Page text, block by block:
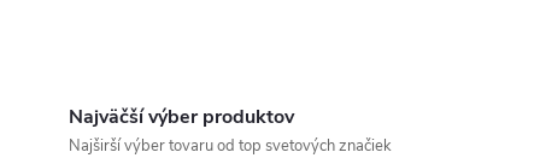
Najväčší výber produktov
Najširší výber tovaru od top svetových značiek